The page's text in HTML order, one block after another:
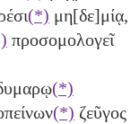
(*) μη[δε]μίᾳ,
προσομολογεῖ
(*)
(*) ζεῦγος